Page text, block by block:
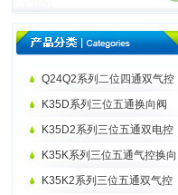
Q24Q2系列二位四通双气控
K35D系列三位五通换向阀
K35D2系列三位五通双电控
K35K系列三位五通气控换向
K35K2系列三位五通双气控